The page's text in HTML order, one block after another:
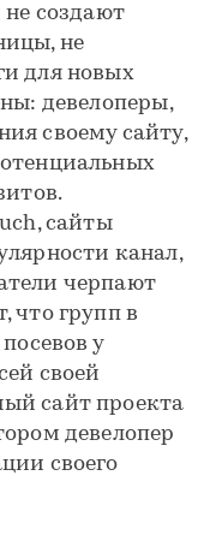
не создают
не
для новых
девелоперы,
своему сайту,
сайты
канал,
черпают
что групп в
у
своей
сайт проекта
девелопер
своего